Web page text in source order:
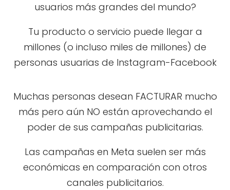
usuarios más grandes del mundo?
Tu producto o servicio puede llegar a
millones (o incluso miles de millones) de
personas usuarias de Instagram-Facebook
Muchas personas desean FACTURAR mucho
más pero aún NO están aprovechando el
poder de sus campañas publicitarias.
Las campañas en Meta suelen ser más
económicas en comparación con otros
canales publicitarios.